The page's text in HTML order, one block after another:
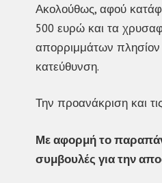
Ακολούθως, αφού
500 ευρώ και τα
απορριμμάτων πλησίον
κατεύθυνση.
Την προανάκριση και
Με αφορμή το
συμβουλές για την